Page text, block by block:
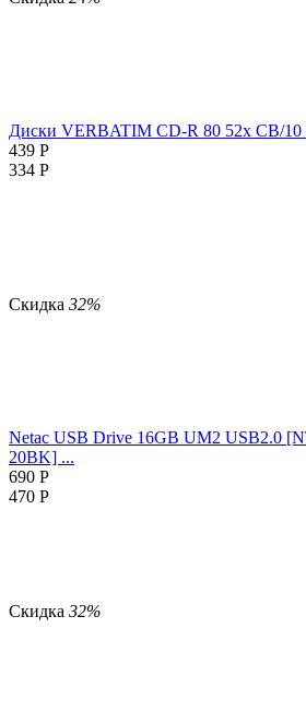
Диски VERBATIM CD-R 80 52x CB/10
439 Р
334 Р
Скидка 32%
Netac USB Drive 16GB UM2 USB2.0
20BK] ...
690 Р
470 Р
Скидка 32%